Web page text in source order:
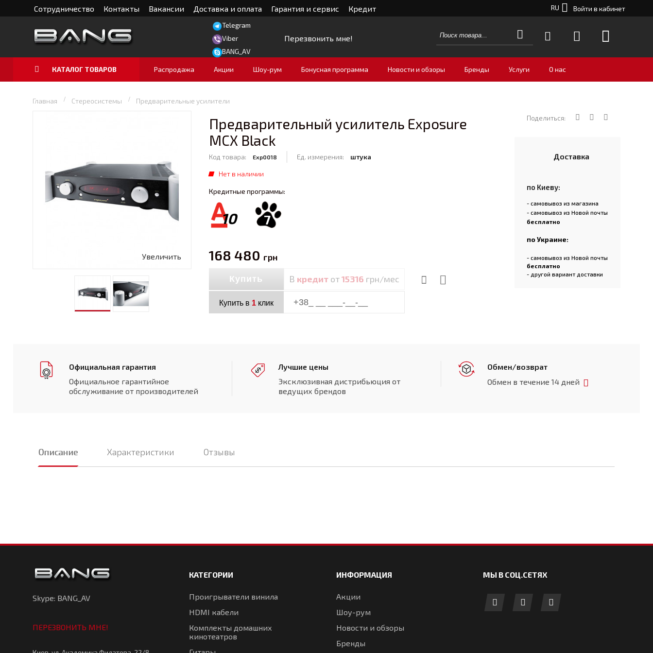
Сотрудничество Контакты Вакансии Доставка и оплата Гарантия и сервис Кредит Войти в кабинет
RU
Telegram
Viber
BANG_AV
Перезвонить мне!
КАТАЛОГ ТОВАРОВ Распродажа Акции Шоу-рум Бонусная программа Новости и обзоры Бренды Услуги О нас
Главная Стереосистемы Предварительные усилители
Увеличить
Предварительный усилитель Exposure
MCX Black
Код товара: Exp0018 Ед. измерения: штука
Нет в наличии
Кредитные программы:
10 7
168 480 грн
Купить В кредитот15316 грн/мес
Купить в 1клик
Поделиться:
Доставка
по Киеву:
- самовывоз из магазина
- самовывоз из Новой почты
бесплатно
по Украине:
- самовывоз из Новой почты
бесплатно
- другой вариант доставки
Официальная гарантия
Официальное гарантийное
обслуживание от производителей
Лучшие цены
Эксклюзивная дистрибьюция от
ведущих брендов
Обмен/возврат
Обмен в течение 14 дней
Описание Характеристики Отзывы
Skype: BANG_AV
ПЕРЕЗВОНИТЬ МНЕ!
КАТЕГОРИИ
Проигрыватели винила
HDMI кабели
Комплекты домашних
кинотеатров
ИНФОРМАЦИЯ
Акции
Шоу-рум
Новости и обзоры
Бренды
МЫ В СОЦ.СЕТЯХ